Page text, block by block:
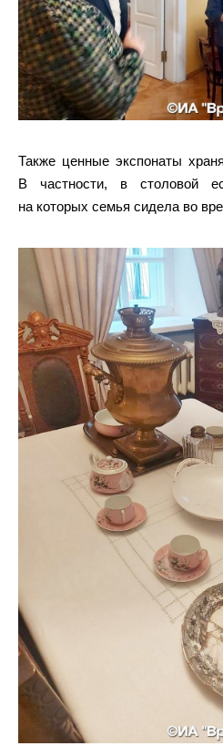
Также ценные экспонаты
В частности, в столовой
на которых семья сидела во